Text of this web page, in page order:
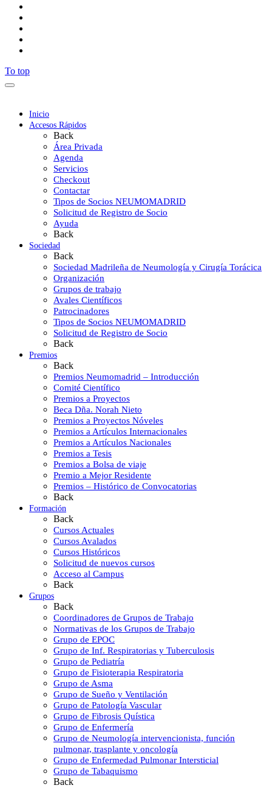
To top
Inicio
Accesos Rápidos
Back
Área Privada
Agenda
Servicios
Checkout
Contactar
Tipos de Socios NEUMOMADRID
Solicitud de Registro de Socio
Ayuda
Back
Sociedad
Back
Sociedad Madrileña de Neumología y Cirugía Torácica
Organización
Grupos de trabajo
Avales Científicos
Patrocinadores
Tipos de Socios NEUMOMADRID
Solicitud de Registro de Socio
Back
Premios
Back
Premios Neumomadrid – Introducción
Comité Científico
Premios a Proyectos
Beca Dña. Norah Nieto
Premios a Proyectos Nóveles
Premios a Artículos Internacionales
Premios a Artículos Nacionales
Premios a Tesis
Premios a Bolsa de viaje
Premio a Mejor Residente
Premios – Histórico de Convocatorias
Back
Formación
Back
Cursos Actuales
Cursos Avalados
Cursos Históricos
Solicitud de nuevos cursos
Acceso al Campus
Back
Grupos
Back
Coordinadores de Grupos de Trabajo
Normativas de los Grupos de Trabajo
Grupo de EPOC
Grupo de Inf. Respiratorias y Tuberculosis
Grupo de Pediatría
Grupo de Fisioterapia Respiratoria
Grupo de Asma
Grupo de Sueño y Ventilación
Grupo de Patología Vascular
Grupo de Fibrosis Quística
Grupo de Enfermería
Grupo de Neumología intervencionista, función
pulmonar, trasplante y oncología
Grupo de Enfermedad Pulmonar Intersticial
Grupo de Tabaquismo
Back